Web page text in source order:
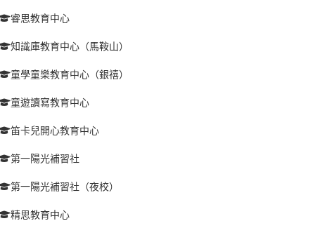
睿思教育中心
知識庫教育中心（馬鞍山）
童學童樂教育中心（銀禧）
童遊讀寫教育中心
笛卡兒開心教育中心
第一陽光補習社
第一陽光補習社（夜校）
精思教育中心